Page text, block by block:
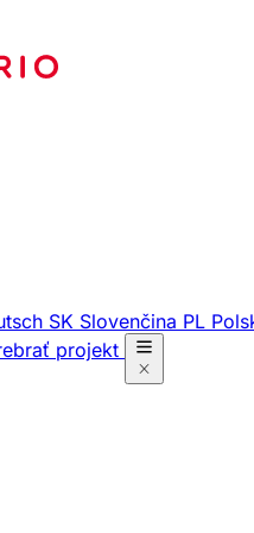
SK Slovenčina PL
projekt